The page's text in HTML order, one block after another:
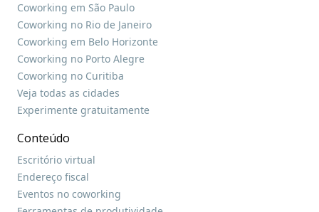
Coworking em São Paulo
Coworking no Rio de Janeiro
Coworking em Belo Horizonte
Coworking no Porto Alegre
Coworking no Curitiba
Veja todas as cidades
Experimente gratuitamente
Conteúdo
Escritório virtual
Endereço fiscal
Eventos no coworking